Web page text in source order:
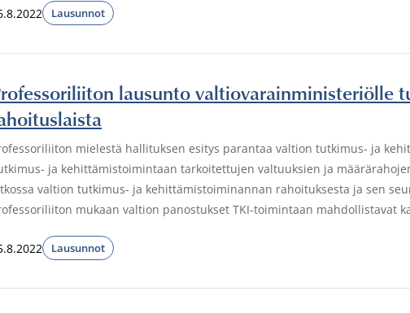
Lausunnot
lausunto valtiovarainministeriölle
mielestä hallituksen esitys parantaa valtion tutkimus- ja
ja kehittämistoimintaan tarkoitettujen valtuuksien ja
valtion tutkimus- ja kehittämistoiminannan rahoituksesta ja sen
mukaan valtion panostukset TKI-toimintaan mahdollistavat
Lausunnot